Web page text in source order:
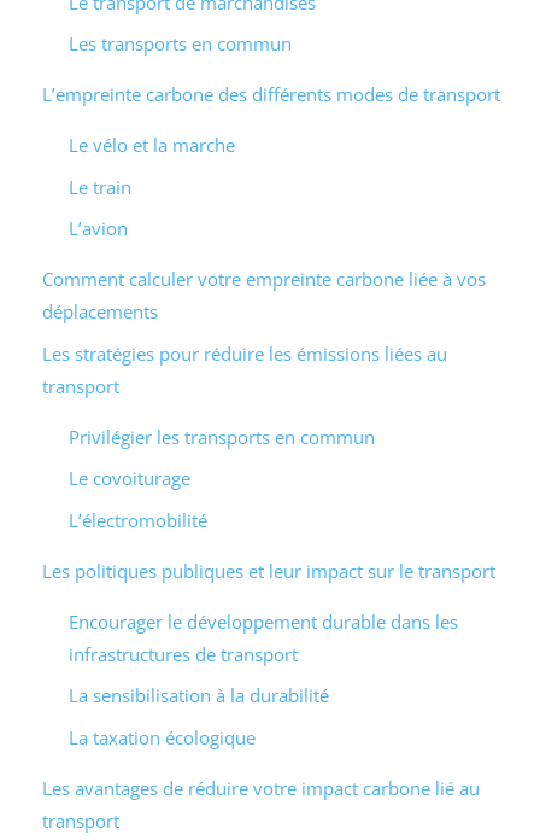
Les transports en commun
L’empreinte carbone des différents modes de transport
Le vélo et la marche
Le train
L’avion
Comment calculer votre empreinte carbone liée à vos
déplacements
Les stratégies pour réduire les émissions liées au
transport
Privilégier les transports en commun
Le covoiturage
L’électromobilité
Les politiques publiques et leur impact sur le transport
Encourager le développement durable dans les
infrastructures de transport
La sensibilisation à la durabilité
La taxation écologique
Les avantages de réduire votre impact carbone lié au
transport